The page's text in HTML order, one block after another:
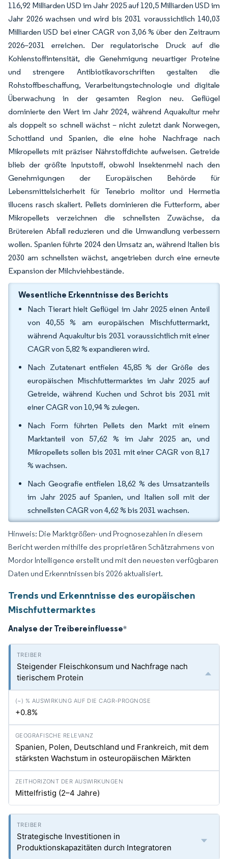
116,92 Milliarden USD im Jahr 2025 auf 120,5 Milliarden USD im
Jahr 2026 wachsen und wird bis 2031 voraussichtlich 140,03
Milliarden USD bei einer CAGR von 3,06 % über den Zeitraum
2026–2031 erreichen. Der regulatorische Druck auf die
Kohlenstoffintensität, die Genehmigung neuartiger Proteine
und strengere Antibiotikavorschriften gestalten die
Rohstoffbeschaffung, Verarbeitungstechnologie und digitale
Überwachung in der gesamten Region neu. Geflügel
dominierte den Wert im Jahr 2024, während Aquakultur mehr
als doppelt so schnell wächst – nicht zuletzt dank Norwegen,
Schottland und Spanien, die eine hohe Nachfrage nach
Mikropellets mit präziser Nährstoffdichte aufweisen. Getreide
blieb der größte Inputstoff, obwohl Insektenmehl nach den
Genehmigungen der Europäischen Behörde für
Lebensmittelsicherheit für Tenebrio molitor und Hermetia
illucens rasch skaliert. Pellets dominieren die Futterform, aber
Mikropellets verzeichnen die schnellsten Zuwächse, da
Brütereien Abfall reduzieren und die Umwandlung verbessern
wollen. Spanien führte 2024 den Umsatz an, während Italien bis
2030 am schnellsten wächst, angetrieben durch eine erneute
Expansion der Milchviehbestände.
Wesentliche Erkenntnisse des Berichts
Nach Tierart hielt Geflügel im Jahr 2025 einen Anteil
von 40,55 % am europäischen Mischfuttermarkt,
während Aquakultur bis 2031 voraussichtlich mit einer
CAGR von 5,82 % expandieren wird.
Nach Zutatenart entfielen 45,85 % der Größe des
europäischen Mischfuttermarktes im Jahr 2025 auf
Getreide, während Kuchen und Schrot bis 2031 mit
einer CAGR von 10,94 % zulegen.
Nach Form führten Pellets den Markt mit einem
Marktanteil von 57,62 % im Jahr 2025 an, und
Mikropellets sollen bis 2031 mit einer CAGR von 8,17
% wachsen.
Nach Geografie entfielen 18,62 % des Umsatzanteils
im Jahr 2025 auf Spanien, und Italien soll mit der
schnellsten CAGR von 4,62 % bis 2031 wachsen.
Hinweis: Die Marktgrößen- und Prognosezahlen in diesem
Bericht werden mithilfe des proprietären Schätzrahmens von
Mordor Intelligence erstellt und mit den neuesten verfügbaren
Daten und Erkenntnissen bis 2026 aktualisiert.
Trends und Erkenntnisse des europäischen
Mischfuttermarktes
Analyse der Treibereinfluesse*
Steigender Fleischkonsum und Nachfrage nach
tierischem Protein
+0.8%
Spanien, Polen, Deutschland und Frankreich, mit dem
stärksten Wachstum in osteuropäischen Märkten
Mittelfristig (2–4 Jahre)
Strategische Investitionen in
Produktionskapazitäten durch Integratoren